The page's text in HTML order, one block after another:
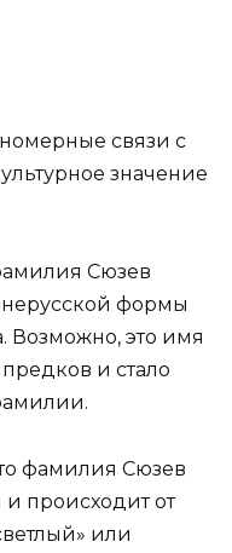
связи с
значение
Сюзев
формы
Возможно, это имя
и стало
фамилия Сюзев
и происходит от
или